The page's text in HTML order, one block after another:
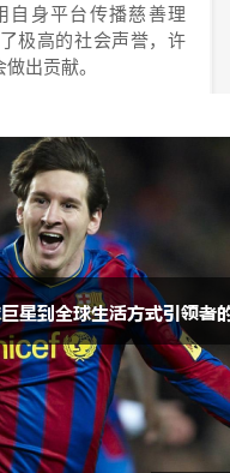
自身平台传播慈善理
极高的社会声誉，许
出贡献。